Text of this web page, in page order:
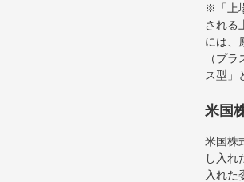
※「上
される
には、
（プ
ス型」
米国
米国株
し入れ
入れた